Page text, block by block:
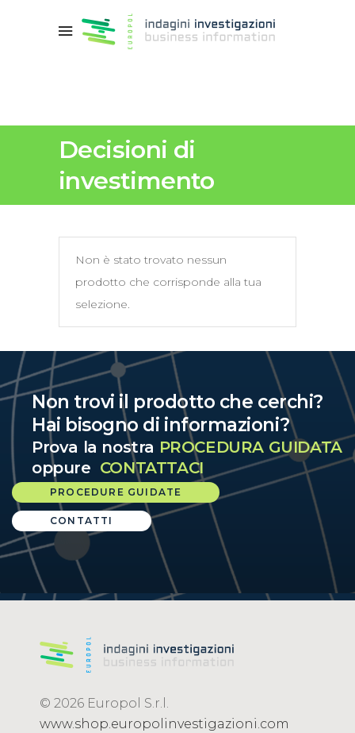
Decisioni di
investimento
Non è stato trovato nessun
prodotto che corrisponde alla tua
selezione.
Non trovi il prodotto che cerchi?
Hai bisogno di informazioni?
Prova la nostra PROCEDURA GUIDATA
oppure CONTATTACI
PROCEDURE GUIDATE
CONTATTI
© 2026 Europol S.r.l.
www.shop.europolinvestigazioni.com